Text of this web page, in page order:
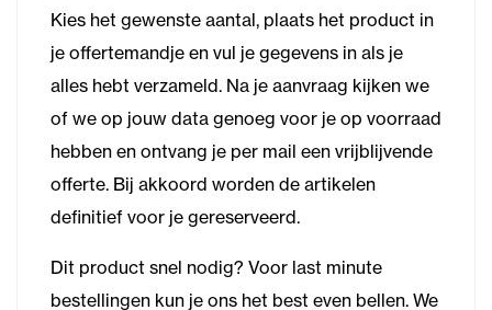
Kies het gewenste aantal, plaats het product in
je offertemandje en vul je gegevens in als je
alles hebt verzameld. Na je aanvraag kijken we
of we op jouw data genoeg voor je op voorraad
hebben en ontvang je per mail een vrijblijvende
offerte. Bij akkoord worden de artikelen
definitief voor je gereserveerd.
Dit product snel nodig? Voor last minute
bestellingen kun je ons het best even bellen. We